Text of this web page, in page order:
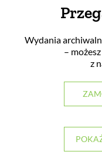
Wydania
–
z